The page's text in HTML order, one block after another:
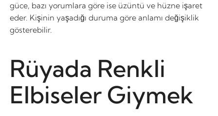
güce, bazı yorumlara göre ise üzüntü ve hüzne işaret
eder. Kişinin yaşadığı duruma göre anlamı değişiklik
gösterebilir.
Rüyada Renkli
Elbiseler Giymek